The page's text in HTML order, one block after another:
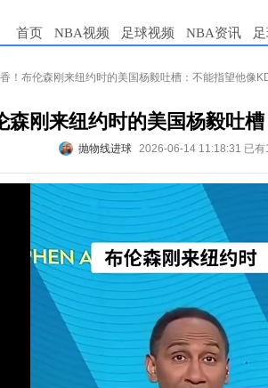
首页 NBA视频 足球视频 NBA资讯
！布伦森刚来纽约时的美国杨毅吐槽：不能指望他像
森刚来纽约时的美国杨毅吐
抛物线进球 2026-06-14 11:18:31 已有